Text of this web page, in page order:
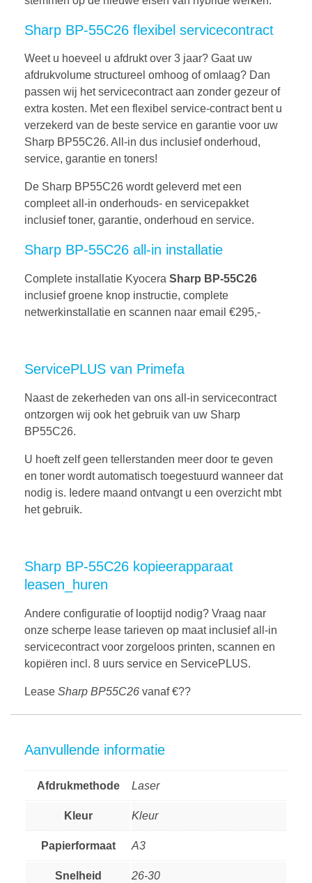
Sharp BP-55C26 flexibel servicecontract
Weet u hoeveel u afdrukt over 3 jaar? Gaat uw
afdrukvolume structureel omhoog of omlaag? Dan
passen wij het servicecontract aan zonder gezeur of
extra kosten. Met een flexibel service-contract bent u
verzekerd van de beste service en garantie voor uw
Sharp BP55C26. All-in dus inclusief onderhoud,
service, garantie en toners!
De Sharp BP55C26 wordt geleverd met een
compleet all-in onderhouds- en servicepakket
inclusief toner, garantie, onderhoud en service.
Sharp BP-55C26 all-in installatie
Complete installatie Kyocera Sharp BP-55C26
inclusief groene knop instructie, complete
netwerkinstallatie en scannen naar email €295,-
ServicePLUS van Primefa
Naast de zekerheden van ons all-in servicecontract
ontzorgen wij ook het gebruik van uw Sharp
BP55C26.
U hoeft zelf geen tellerstanden meer door te geven
en toner wordt automatisch toegestuurd wanneer dat
nodig is. Iedere maand ontvangt u een overzicht mbt
het gebruik.
Sharp BP-55C26 kopieerapparaat
leasen_huren
Andere configuratie of looptijd nodig? Vraag naar
onze scherpe lease tarieven op maat inclusief all-in
servicecontract voor zorgeloos printen, scannen en
kopiëren incl. 8 uurs service en ServicePLUS.
Lease Sharp BP55C26 vanaf €??
Aanvullende informatie
Afdrukmethode Laser
Kleur Kleur
Papierformaat A3
Snelheid 26-30